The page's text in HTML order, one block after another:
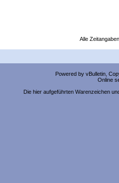
Alle
Powered by vBulletin,
Online
Die hier aufgeführten Warenzeichen